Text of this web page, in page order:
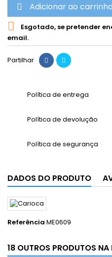
 Adicionar ao carrinho

Esgotado, se pretender
email.
Partilhar
Política de entrega
Política de devolução
Política de segurança
DADOS DO PRODUTO
Referência ME0609
18 OUTROS PRODUTOS